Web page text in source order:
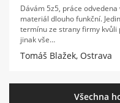
Dávám 5z5, práce
materiál dlouho funkční.
termínu ze strany firmy kvůli
jinak vše…
Tomáš Blažek, Ostrava
Všechna